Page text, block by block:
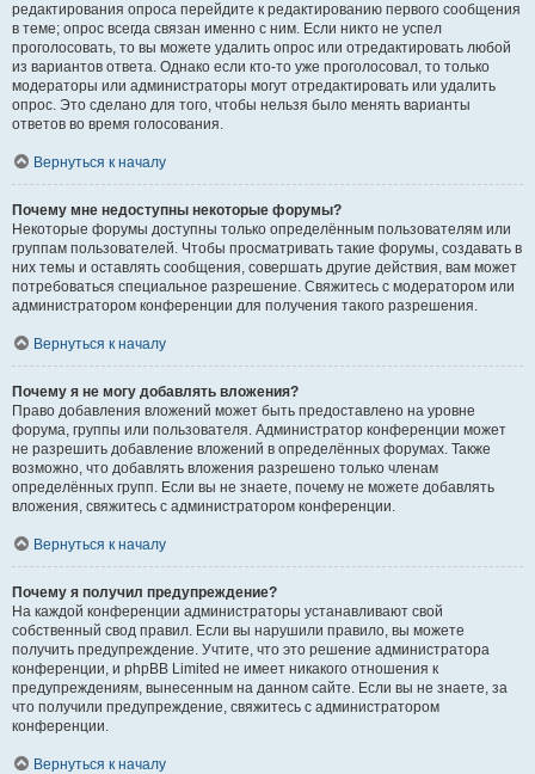
редактирования опроса перейдите к редактированию первого сообщения
в теме; опрос всегда связан именно с ним. Если никто не успел
проголосовать, то вы можете удалить опрос или отредактировать любой
из вариантов ответа. Однако если кто-то уже проголосовал, то только
модераторы или администраторы могут отредактировать или удалить
опрос. Это сделано для того, чтобы нельзя было менять варианты
ответов во время голосования.
Вернуться к началу
Почему мне недоступны некоторые форумы?
Некоторые форумы доступны только определённым пользователям или
группам пользователей. Чтобы просматривать такие форумы, создавать в
них темы и оставлять сообщения, совершать другие действия, вам может
потребоваться специальное разрешение. Свяжитесь с модератором или
администратором конференции для получения такого разрешения.
Вернуться к началу
Почему я не могу добавлять вложения?
Право добавления вложений может быть предоставлено на уровне
форума, группы или пользователя. Администратор конференции может
не разрешить добавление вложений в определённых форумах. Также
возможно, что добавлять вложения разрешено только членам
определённых групп. Если вы не знаете, почему не можете добавлять
вложения, свяжитесь с администратором конференции.
Вернуться к началу
Почему я получил предупреждение?
На каждой конференции администраторы устанавливают свой
собственный свод правил. Если вы нарушили правило, вы можете
получить предупреждение. Учтите, что это решение администратора
конференции, и phpBB Limited не имеет никакого отношения к
предупреждениям, вынесенным на данном сайте. Если вы не знаете, за
что получили предупреждение, свяжитесь с администратором
конференции.
Вернуться к началу